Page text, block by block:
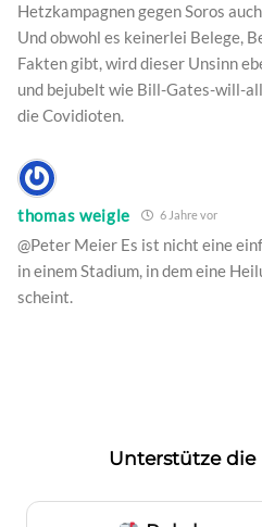
Hetzkampagnen gegen Soros
Und obwohl es keinerlei Belege,
Fakten gibt, wird dieser Unsinn
und bejubelt wie Bill-Gates-will-
die Covidioten.
thomas weigle 6 Jahre vor
@Peter Meier Es ist nicht eine
in einem Stadium, in dem eine
scheint.
Unterstütze die